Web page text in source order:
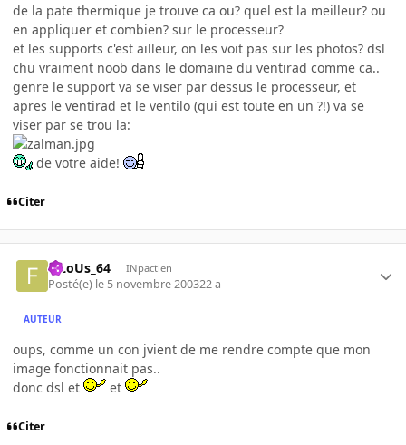
de la pate thermique je trouve ca ou? quel est la meilleur? ou
en appliquer et combien? sur le processeur?
et les supports c'est ailleur, on les voit pas sur les photos? dsl
chu vraiment noob dans le domaine du ventirad comme ca..
genre le support va se viser par dessus le processeur, et
apres le ventirad et le ventilo (qui est toute en un ?!) va se
viser par se trou la:
de votre aide!
Citer
FiLoUs_64 INpactien
Posté(e) le 5 novembre 200322 a
AUTEUR
oups, comme un con jvient de me rendre compte que mon
image fonctionnait pas..
donc dsl et
et
Citer